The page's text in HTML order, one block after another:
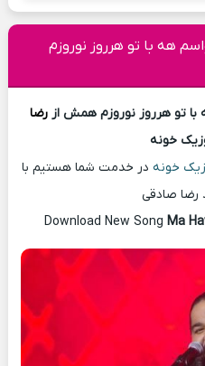
هه با تو هرروز نوروزم
تو هرروز نوروزم همش از رضا
خونه
خونه در خدمت شما هستیم با
رضا صادقی
Download New Song Ma